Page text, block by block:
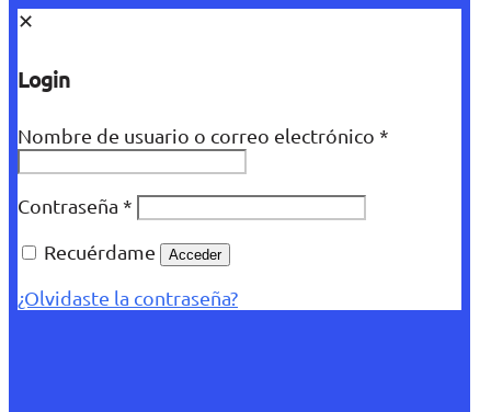
✕
Login
Nombre de usuario o correo electrónico *
Contraseña *
Recuérdame
Acceder
¿Olvidaste la contraseña?